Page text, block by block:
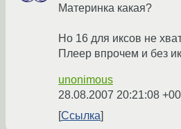
Материнка какая?
Но 16 для иксов не
Плеер впрочем и без
unonimous
28.08.2007 20:21:08
Ссылка